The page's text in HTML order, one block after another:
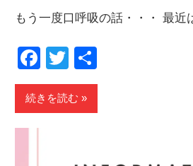
もう一度口呼吸の話・・・ 最近
Facebook
Twitter
有
続きを読む